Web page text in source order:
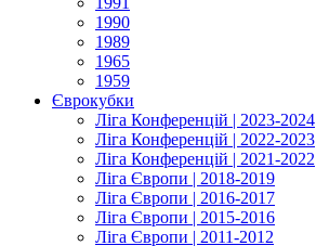
1990
1989
1965
1959
Єврокубки
Ліга Конференцій | 2023-2024
Ліга Конференцій | 2022-2023
Ліга Конференцій | 2021-2022
Ліга Європи | 2018-2019
Ліга Європи | 2016-2017
Ліга Європи | 2015-2016
Ліга Європи | 2011-2012